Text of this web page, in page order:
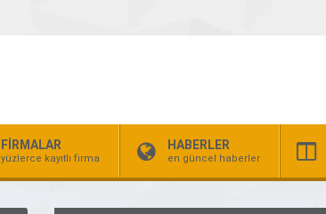
FİRMALAR
yüzlerce kayıtlı firma
HABERLER
en güncel haberler